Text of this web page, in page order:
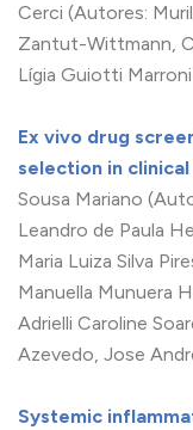
Cerci (Autores:
Zantut-Wittmann,
Lígia Guiotti
Ex vivo drug
selection in
Sousa Mariano
Leandro de Paula
Maria Luiza Silva
Manuella Munuera
Adrielli Caroline
Azevedo, Jose
Systemic